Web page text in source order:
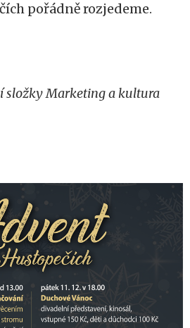
pořádně rozjedeme.
složky Marketing a kultura